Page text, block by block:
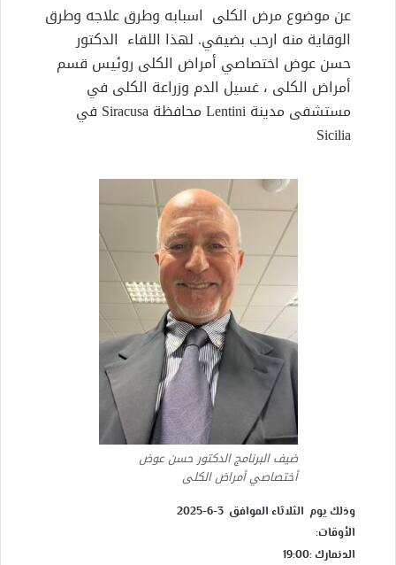
عن موضوع مرض الكلى اسبابه وطرق علاجه وطرق
الوقاية منه ارحب بضيفي. لهذا اللقاء الدكتور
حسن عوض اختصاصي أمراض الكلى روئيس قسم
أمراض الكلى ، غسيل الدم وزراعة الكلى في
مستشفى مدينة Lentini محافظة Siracusa في
Sicilia
ضيف البرنامج الدكتور حسن عوض
أختصاصي أمراض الكلى
وذلك يوم الثلاثاء الموافق 3-6-2025
الأوقات:
الدنمارك :19:00